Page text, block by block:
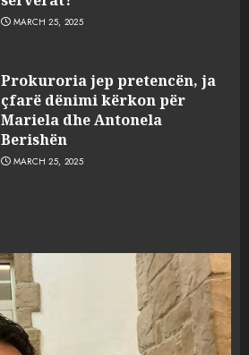
MARCH 25, 2025
Prokuroria jep pretencën, ja
çfarë dënimi kërkon për
Mariela dhe Antonela
Berishën
MARCH 25, 2025